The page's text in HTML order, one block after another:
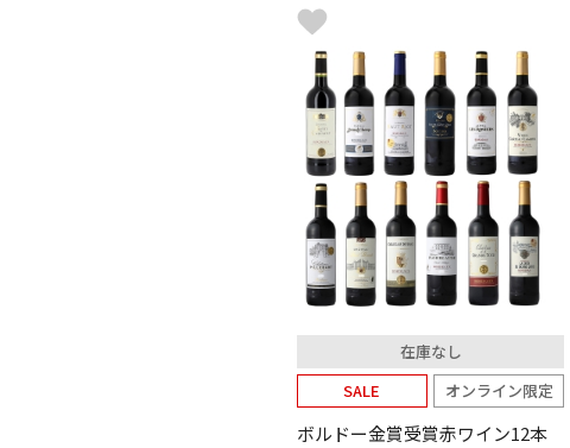
在庫なし
SALE
オンライン限定
ボルドー金賞受賞赤ワイン12本